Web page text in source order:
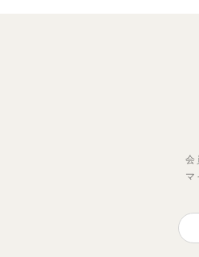
スリン半袖トップス＆ショートパ
会
マ